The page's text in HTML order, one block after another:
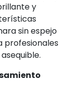
y
sin espejo
profesionales